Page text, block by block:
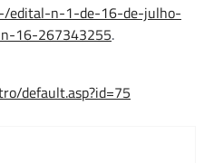
edital-n-1-de-16-de-julho-
16-267343255.
default.asp?id=75